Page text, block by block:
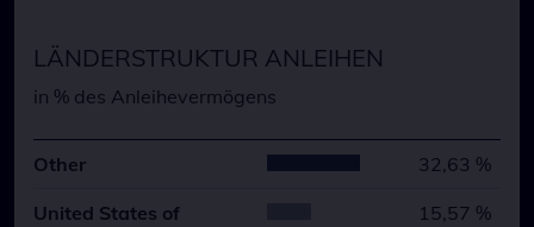
LÄNDERSTRUKTUR ANLEIHEN
in % des Anleihevermögens
Other 32,63 %
United States of
15,57 %